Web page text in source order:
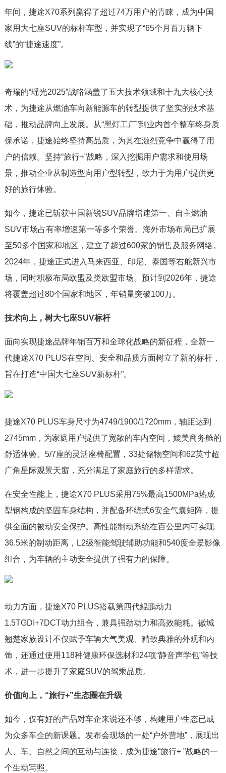
年间，捷途X70系列赢得了超过74万用户的青睐，成为中国
家用大七座SUV的标杆车型，并实现了“65个月百万辆下
线”的“捷途速度”。
奇瑞的“瑶光2025”战略涵盖了五大技术领域和十九大核心技
术，为捷途从燃油车向新能源车的转型提供了坚实的技术基
础，推动品牌向上发展。从“黑灯工厂”到业内首个整车终身质
保承诺，捷途始终坚持高品质，为其在激烈竞争中赢得了用
户的信赖。坚持“旅行+”战略，深入挖掘用户需求和使用场
景，推动企业从制造型向用户型转型，致力于为用户提供更
好的旅行体验。
如今，捷途已斩获中国新锐SUV品牌增速第一、自主燃油
SUV市场占有率增速第一等多个荣誉。海外市场布局已扩展
至50多个国家和地区，建立了超过600家的销售及服务网络。
2024年，捷途正式进入马来西亚、印尼、泰国等右舵新兴市
场，同时积极布局欧盟及类欧盟市场。预计到2026年，捷途
将覆盖超过80个国家和地区，年销量突破100万。
技术向上，树大七座SUV标杆
面向实现捷途品牌年销百万和全球化战略的新征程，全新一
代捷途X70 PLUS在空间、安全和品质方面树立了新的标杆，
旨在打造“中国大七座SUV新标杆”。
捷途X70 PLUS车身尺寸为4749/1900/1720mm，轴距达到
2745mm，为家庭用户提供了宽敞的车内空间，媲美商务舱的
舒适体验。5/7座的灵活座椅配置，33处储物空间和62英寸超
广角星际观景天窗，充分满足了家庭旅行的多样需求。
在安全性能上，捷途X70 PLUS采用75%最高1500MPa热成
型钢构成的坚固车身结构，并配备环绕式6安全气囊矩阵，提
供全面的被动安全保护。高性能制动系统在百公里内可实现
36.5米的制动距离，L2级智能驾驶辅助功能和540度全景影像
组合，为车辆的主动安全提供了强有力的保障。
动力方面，捷途X70 PLUS搭载第四代鲲鹏动力
1.5TGDI+7DCT动力组合，兼具强劲动力和高效能耗。徽城
翘楚家族设计不仅赋予车辆大气美观、精致典雅的外观和内
饰，还通过使用118种健康环保选材和24项“静音声学包”等技
术，进一步提升了家庭SUV的驾乘品质。
价值向上，“旅行+”生态圈在升级
如今，仅有好的产品对车企来说还不够，构建用户生态已成
为众多车企的新课题。发布会现场的一处“户外营地”，展现出
人、车、自然之间的互动与连接，成为捷途“旅行+ ”战略的一
个生动写照。